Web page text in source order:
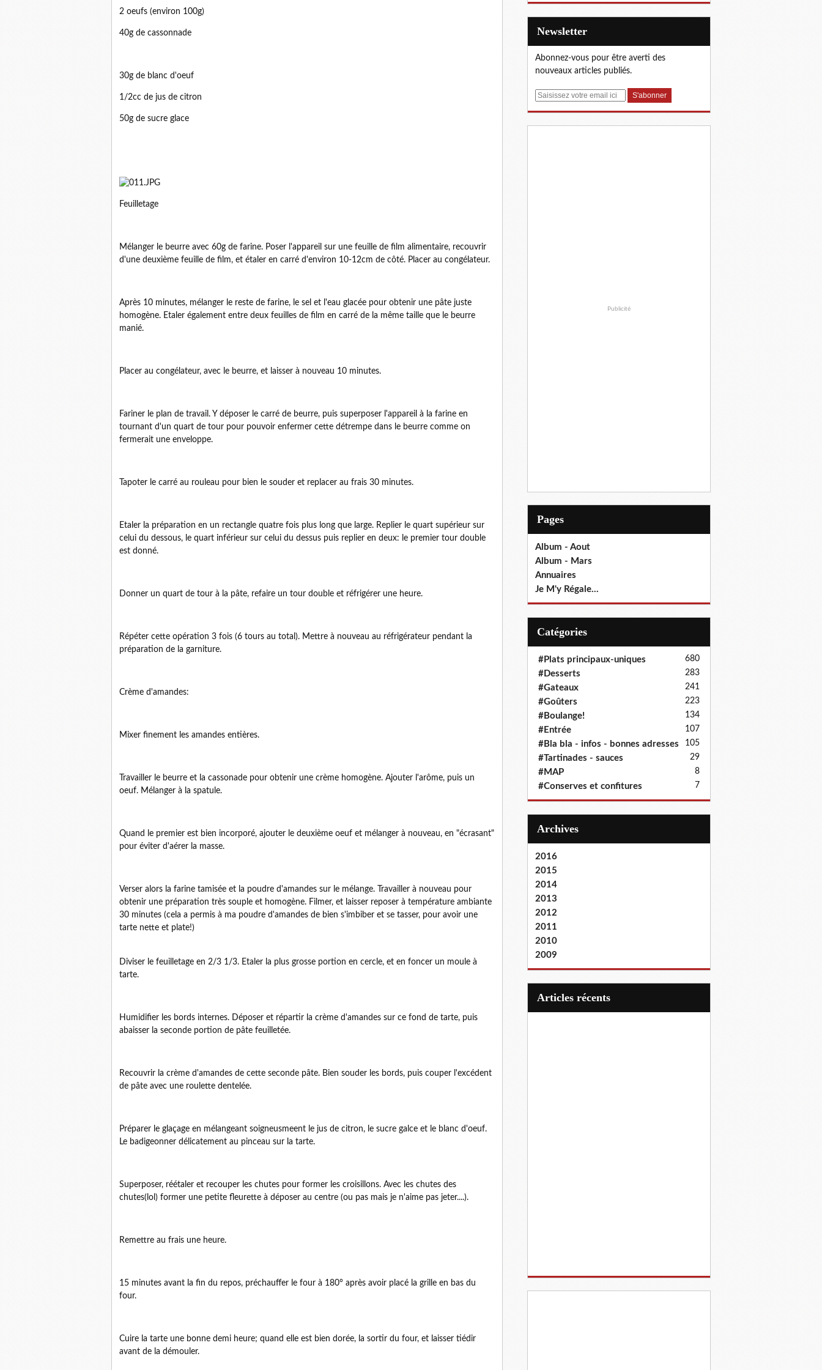
2 oeufs (environ 100g)
40g de cassonnade
30g de blanc d'oeuf
1/2cc de jus de citron
50g de sucre glace
Feuilletage
Mélanger le beurre avec 60g de farine. Poser l'appareil sur une feuille de film alimentaire, recouvrir
d'une deuxième feuille de film, et étaler en carré d'environ 10-12cm de côté. Placer au congélateur.
Après 10 minutes, mélanger le reste de farine, le sel et l'eau glacée pour obtenir une pâte juste
homogène. Etaler également entre deux feuilles de film en carré de la même taille que le beurre
manié.
Placer au congélateur, avec le beurre, et laisser à nouveau 10 minutes.
Fariner le plan de travail. Y déposer le carré de beurre, puis superposer l'appareil à la farine en
tournant d'un quart de tour pour pouvoir enfermer cette détrempe dans le beurre comme on
fermerait une enveloppe.
Tapoter le carré au rouleau pour bien le souder et replacer au frais 30 minutes.
Etaler la préparation en un rectangle quatre fois plus long que large. Replier le quart supérieur sur
celui du dessous, le quart inférieur sur celui du dessus puis replier en deux: le premier tour double
est donné.
Donner un quart de tour à la pâte, refaire un tour double et réfrigérer une heure.
Répéter cette opération 3 fois (6 tours au total). Mettre à nouveau au réfrigérateur pendant la
préparation de la garniture.
Crème d'amandes:
Mixer finement les amandes entières.
Travailler le beurre et la cassonade pour obtenir une crème homogène. Ajouter l'arôme, puis un
oeuf. Mélanger à la spatule.
Quand le premier est bien incorporé, ajouter le deuxième oeuf et mélanger à nouveau, en "écrasant"
pour éviter d'aérer la masse.
Verser alors la farine tamisée et la poudre d'amandes sur le mélange. Travailler à nouveau pour
obtenir une préparation très souple et homogène. Filmer, et laisser reposer à température ambiante
30 minutes (cela a permis à ma poudre d'amandes de bien s'imbiber et se tasser, pour avoir une
tarte nette et plate!)
Diviser le feuilletage en 2/3 1/3. Etaler la plus grosse portion en cercle, et en foncer un moule à
tarte.
Humidifier les bords internes. Déposer et répartir la crème d'amandes sur ce fond de tarte, puis
abaisser la seconde portion de pâte feuilletée.
Recouvrir la crème d'amandes de cette seconde pâte. Bien souder les bords, puis couper l'excédent
de pâte avec une roulette dentelée.
Préparer le glaçage en mélangeant soigneusmeent le jus de citron, le sucre galce et le blanc d'oeuf.
Le badigeonner délicatement au pinceau sur la tarte.
Superposer, réétaler et recouper les chutes pour former les croisillons. Avec les chutes des
chutes(lol) former une petite fleurette à déposer au centre (ou pas mais je n'aime pas jeter....).
Remettre au frais une heure.
15 minutes avant la fin du repos, préchauffer le four à 180° après avoir placé la grille en bas du
four.
Cuire la tarte une bonne demi heure; quand elle est bien dorée, la sortir du four, et laisser tiédir
avant de la démouler.
Newsletter
Abonnez-vous pour être averti des
nouveaux articles publiés.
E
Publicité
Pages
Album - Aout
Album - Mars
Annuaires
Je M'y Régale...
Catégories
#Plats principaux-uniques 680
#Desserts 283
#Gateaux 241
#Goûters 223
#Boulange! 134
#Entrée 107
#Bla bla - infos - bonnes adresses 105
#Tartinades - sauces 29
#MAP 8
#Conserves et confitures 7
Archives
2016
2015
2014
2013
2012
2011
2010
2009
articles récents